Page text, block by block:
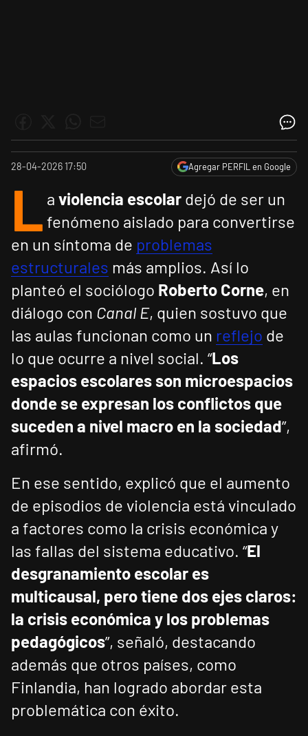
28-04-2026 17:50 Agregar PERFIL en Google
L a violencia escolar dejó de ser un
fenómeno aislado para convertirse
en un síntoma de problemas
estructurales más amplios. Así lo
planteó el sociólogo Roberto Corne, en
diálogo con Canal E, quien sostuvo que
las aulas funcionan como un reflejo de
lo que ocurre a nivel social. “Los
espacios escolares son microespacios
donde se expresan los conflictos que
suceden a nivel macro en la sociedad”,
afirmó.
En ese sentido, explicó que el aumento
de episodios de violencia está vinculado
a factores como la crisis económica y
las fallas del sistema educativo. “El
desgranamiento escolar es
multicausal, pero tiene dos ejes claros:
la crisis económica y los problemas
pedagógicos”, señaló, destacando
además que otros países, como
Finlandia, han logrado abordar esta
problemática con éxito.